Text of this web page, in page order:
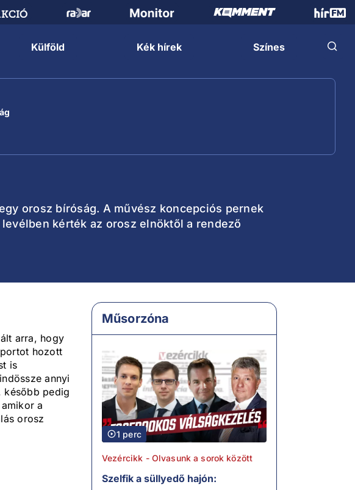
Külföld Kék hírek Színes
orosz bíróság. A művész koncepciós pernek
kérték az orosz elnöktől a rendező
arra, hogy
hozott
is
annyi
később pedig
a
orosz
Műsorzóna
1 perc
Vezércikk - Olvasunk a sorok között
Szelfik a süllyedő hajón: